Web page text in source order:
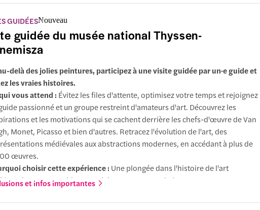
GUIDÉESNouveau
guidée du musée national Thyssen-
delà des jolies peintures, participez à une visite guidée par un·e guide et
les vraies histoires.
vous attend : Évitez les files d'attente, optimisez votre temps et rejoignez
passionné et un groupe restreint d'amateurs d'art. Découvrez les
et les motivations qui se cachent derrière les chefs-d'œuvre de Van
Monet, Picasso et bien d'autres. Retracez l'évolution de l'art, des
médiévales aux abstractions modernes, en accédant à plus de
œuvres.
choisir cette expérience : Une plongée dans l'histoire de l'art
avec un·e guide en anglais ou en espagnol, dans un groupe
et infos importantes